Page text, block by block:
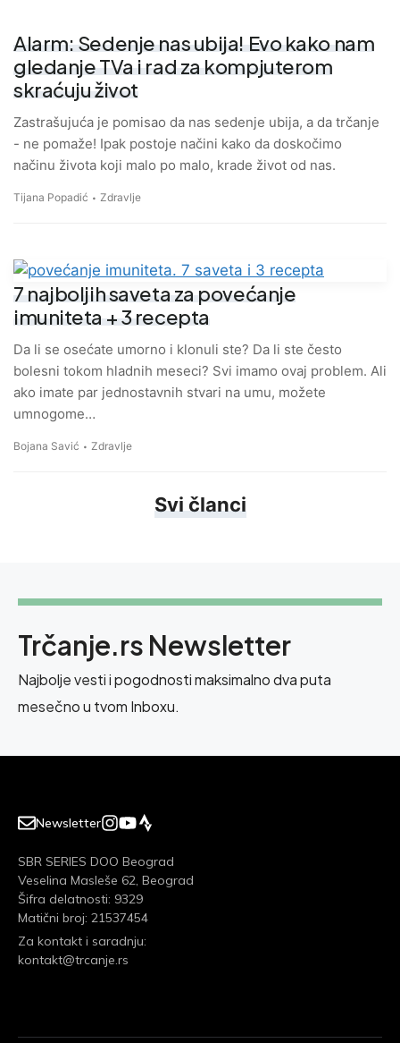
Alarm: Sedenje nas ubija! Evo kako nam
gledanje TVa i rad za kompjuterom
skraćuju život
Zastrašujuća je pomisao da nas sedenje ubija, a da trčanje
- ne pomaže! Ipak postoje načini kako da doskočimo
načinu života koji malo po malo, krade život od nas.
Tijana Popadić Zdravlje
7 najboljih saveta za povećanje
imuniteta + 3 recepta
Da li se osećate umorno i klonuli ste? Da li ste često
bolesni tokom hladnih meseci? Svi imamo ovaj problem. Ali
ako imate par jednostavnih stvari na umu, možete
umnogome…
Bojana Savić Zdravlje
Svi članci
Trčanje.rs Newsletter
Najbolje vesti i pogodnosti maksimalno dva puta
mesečno u tvom Inboxu.
Newsletter
SBR SERIES DOO Beograd
Veselina Masleše 62, Beograd
Šifra delatnosti: 9329
Matični broj: 21537454
Za kontakt i saradnju:
kontakt@trcanje.rs